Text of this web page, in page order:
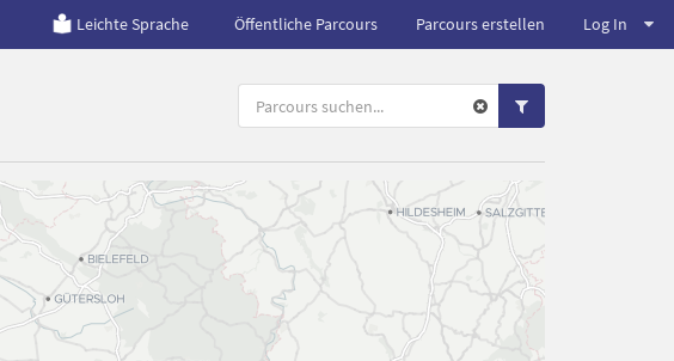
Leichte Sprache Öffentliche Parcours Parcours erstellen Log In